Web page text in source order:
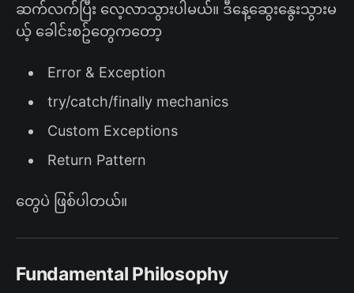
ဆက်လက်ပြီး လေ့လာသွားပါမယ်။ ဒီနေ့ဆွေးနွေးသွားမ
ယ့် ခေါင်းစဥ်တွေကတော့
Error & Exception
try/catch/finally mechanics
Custom Exceptions
Return Pattern
တွေပဲ ဖြစ်ပါတယ်။
Fundamental Philosophy